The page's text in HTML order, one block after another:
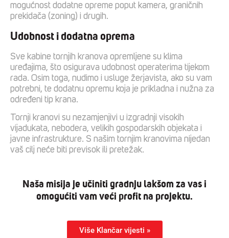
mogućnost dodatne opreme poput kamera, graničnih
prekidača (zoning) i drugih.
Udobnost i dodatna oprema
Sve kabine tornjih kranova opremljene su klima
uređajima, što osigurava udobnost operaterima tijekom
rada. Osim toga, nudimo i usluge žerjavista, ako su vam
potrebni, te dodatnu opremu koja je prikladna i nužna za
određeni tip krana.
Tornji kranovi su nezamjenjivi u izgradnji visokih
vijadukata, nebodera, velikih gospodarskih objekata i
javne infrastrukture. S našim tornjim kranovima nijedan
vaš cilj neće biti previsok ili pretežak.
Naša misija je učiniti gradnju lakšom za vas i
omogućiti vam veći profit na projektu.
Više Klančar vijesti »